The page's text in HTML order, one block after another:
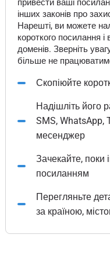
привести ваші
інших законів про
Нарешті, ви можете
короткого посилання
доменів. Зверніть
більше не
Скопіюйте
Надішліть його
SMS, WhatsApp,
месенджер
Зачекайте,
посиланням
Перегляньте
за країною,